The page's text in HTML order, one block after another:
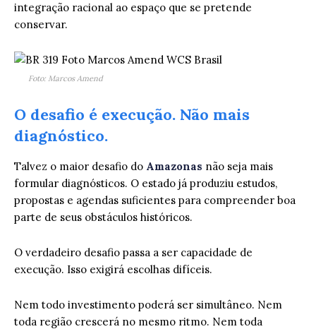
integração racional ao espaço que se pretende
conservar.
Foto: Marcos Amend
O desafio é execução. Não mais
diagnóstico.
Talvez o maior desafio do Amazonas não seja mais
formular diagnósticos. O estado já produziu estudos,
propostas e agendas suficientes para compreender boa
parte de seus obstáculos históricos.
O verdadeiro desafio passa a ser capacidade de
execução. Isso exigirá escolhas difíceis.
Nem todo investimento poderá ser simultâneo. Nem
toda região crescerá no mesmo ritmo. Nem toda